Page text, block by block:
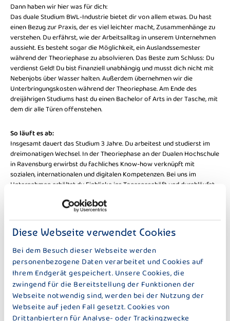
Diese Webseite verwendet Cookies
Bei dem Besuch dieser Webseite werden
personenbezogene Daten verarbeitet und Cookies auf
Ihrem Endgerät gespeichert. Unsere Cookies, die
zwingend für die Bereitstellung der Funktionen der
Webseite notwendig sind, werden bei der Nutzung der
Webseite auf jeden Fall gesetzt. Cookies von
Drittanbiertern für Analyse- oder Trackingzwecke
Dann haben wir hier was für dich:
Das duale Studium BWL-Industrie bietet dir von allem etwas. Du hast
einen Bezug zur Praxis, der es viel leichter macht, Zusammenhänge zu
verstehen. Du erfährst, wie der Arbeitsalltag in unserem Unternehmen
aussieht. Es besteht sogar die Möglichkeit, ein Auslandssemester
während der Theoriephase zu absolvieren. Das Beste zum Schluss: Du
verdienst Geld! Du bist finanziell unabhängig und musst dich nicht mit
Nebenjobs über Wasser halten. Außerdem übernehmen wir die
Unterbringungskosten während der Theoriephase. Am Ende des
dreijährigen Studiums hast du einen Bachelor of Arts in der Tasche, mit
dem dir alle Türen offenstehen.
So läuft es ab:
Insgesamt dauert das Studium 3 Jahre. Du arbeitest und studierst im
dreimonatigen Wechsel. In der Theoriephase an der Dualen Hochschule
in Ravensburg erwirbst du fachliches Know-how verknüpft mit
sozialen, internationalen und digitalen Kompetenzen. Bei uns im
Unternehmen erhältst du Einblicke ins Tagesgeschäft und durchläufst
sind perfekt abgestimmt mit den im Studium behandelten Themen.
Einmal im Jahr schreibst du eine Projektarbeit über eine betriebliche
Problemstellung; keine Sorge, wir unterstützen dich dabei. Im dritten
Studienjahr kannst du, deinen persönlichen Interessen entsprechend,
Vertiefungsfächer wählen.
Das sind die Voraussetzungen:
Du benötigst die allgemeine Hochschulreife oder Fachhochschulreife.
Zudem solltest du Interesse an betriebswirtschaftlichen
Zusammenhängen haben und z.B. gerne auch mal den Wirtschaftsteil in
der Zeitung lesen. Außerdem solltest du belastbar und flexibel sein.
Wenn du jetzt noch gerne im Team arbeitest und Organisationstalent
besitzt, bist du bei uns genau richtig.